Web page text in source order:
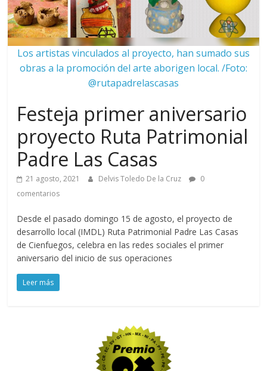
Los artistas vinculados al proyecto, han sumado sus
obras a la promoción del arte aborigen local. /Foto:
@rutapadrelascasas
Festeja primer aniversario
proyecto Ruta Patrimonial
Padre Las Casas
21 agosto, 2021 Delvis Toledo De la Cruz
0
comentarios
Desde el pasado domingo 15 de agosto, el proyecto de
desarrollo local (IMDL) Ruta Patrimonial Padre Las Casas
de Cienfuegos, celebra en las redes sociales el primer
aniversario del inicio de sus operaciones
Leer más